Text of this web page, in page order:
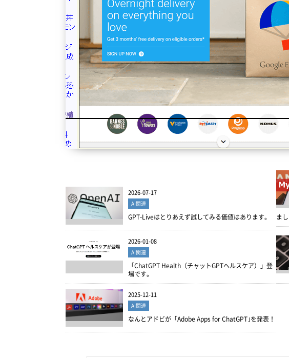
2026-07-17
AI関連
GPT-Liveはとりあえず試してみる価値はあります。
まし
2026-01-08
AI関連
「ChatGPT Health（チャットGPTヘルスケア）」登
場です。
2025-12-11
AI関連
なんとアドビが「Adobe Apps for ChatGPT｣を発表！